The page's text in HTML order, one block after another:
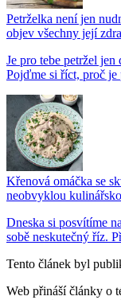
Petrželka není jen
objev všechny její
Je pro tebe petržel
Pojďme si říct, proč je
Křenová omáčka se
neobvyklou
Dneska si posvítíme
sobě neskutečný říz.
Tento článek byl
Web přináší články o